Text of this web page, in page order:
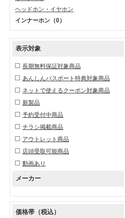
ヘッドホン・イヤホン
インナーホン （0）
表示対象
長期無料保証対象商品
あんしんパスポート特典対象商品
ネットで使えるクーポン対象商品
新製品
予約受付中商品
チラシ掲載商品
アウトレット商品
店頭受取可能商品
動画あり
メーカー
価格帯（税込）